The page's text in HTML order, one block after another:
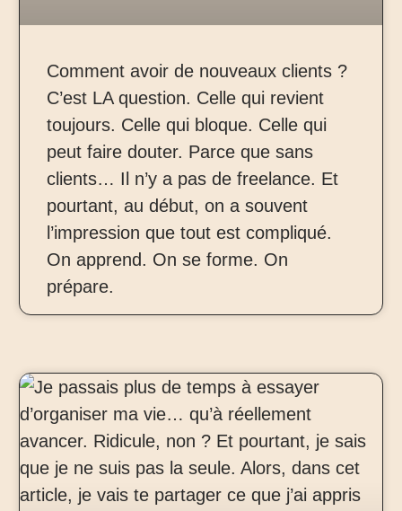
Comment avoir de nouveaux clients ?
C’est LA question. Celle qui revient
toujours. Celle qui bloque. Celle qui
peut faire douter. Parce que sans
clients… Il n’y a pas de freelance. Et
pourtant, au début, on a souvent
l’impression que tout est compliqué.
On apprend. On se forme. On
prépare.